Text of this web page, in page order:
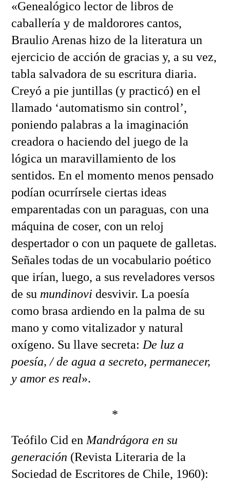
«Genealógico lector de libros de
caballería y de maldorores cantos,
Braulio Arenas hizo de la literatura un
ejercicio de acción de gracias y, a su vez,
tabla salvadora de su escritura diaria.
Creyó a pie juntillas (y practicó) en el
llamado ‘automatismo sin control’,
poniendo palabras a la imaginación
creadora o haciendo del juego de la
lógica un maravillamiento de los
sentidos. En el momento menos pensado
podían ocurrírsele ciertas ideas
emparentadas con un paraguas, con una
máquina de coser, con un reloj
despertador o con un paquete de galletas.
Señales todas de un vocabulario poético
que irían, luego, a sus reveladores versos
de su mundinovi desvivir. La poesía
como brasa ardiendo en la palma de su
mano y como vitalizador y natural
oxígeno. Su llave secreta: De luz a
poesía, / de agua a secreto, permanecer,
y amor es real».
*
Teófilo Cid en Mandrágora en su
generación (Revista Literaria de la
Sociedad de Escritores de Chile, 1960):